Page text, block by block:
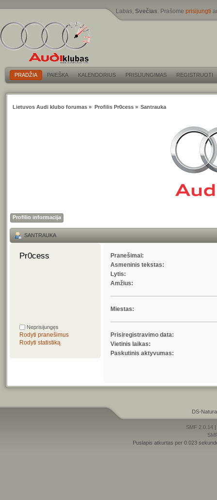
Labas, Svečias. Prašome prisijungti
PRADŽIA PAIEŠKA KALENDORIUS PRISIJUNGIMAS REGISTRUOTI
Lietuvos Audi klubo forumas » Profilis Pr0cess» Santrauka
Profilio informacija
SANTRAUKA
Pr0cess
Neprisijungęs
Rodyti pranešimus
Rodyti statistiką
Pranešimai:
Asmeninis tekstas:
Lytis:
Amžius:
Miestas:
Prisiregistravimo data:
Vietinis laikas:
Paskutinis aktyvumas:
DS-
SMF 2.0.14|
Puslapis atkurtas per 0.023